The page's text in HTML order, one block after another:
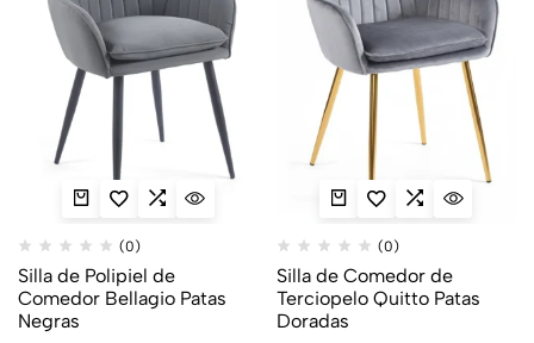
(0)
Silla de Polipiel de
Comedor Bellagio Patas
Negras
(0)
Silla de Comedor de
Terciopelo Quitto Patas
Doradas